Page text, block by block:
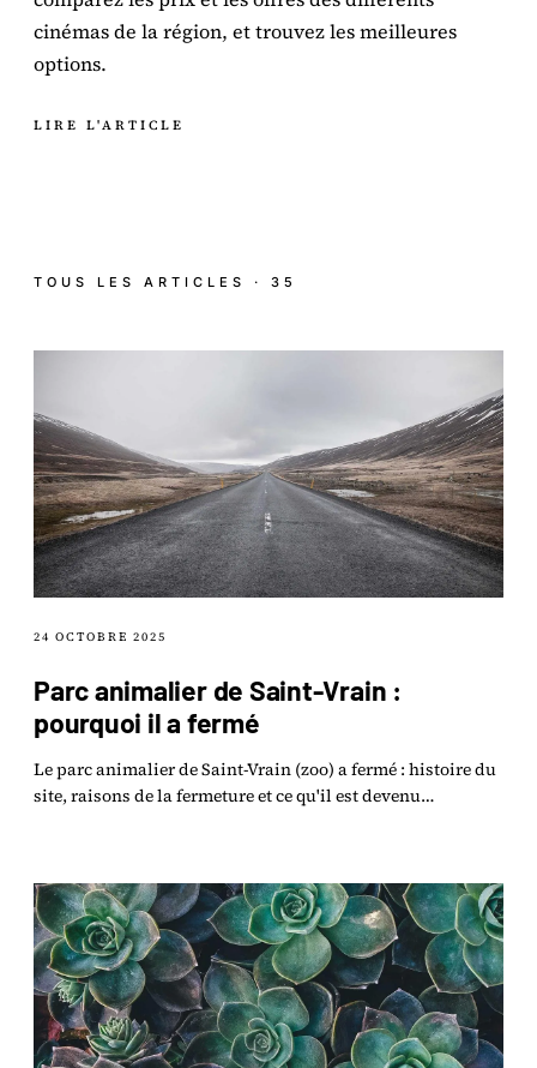
cinémas de la région, et trouvez les meilleures
options.
LIRE L'ARTICLE
TOUS LES ARTICLES · 35
24 OCTOBRE 2025
Parc animalier de Saint-Vrain :
pourquoi il a fermé
Le parc animalier de Saint-Vrain (zoo) a fermé : histoire du
site, raisons de la fermeture et ce qu'il est devenu